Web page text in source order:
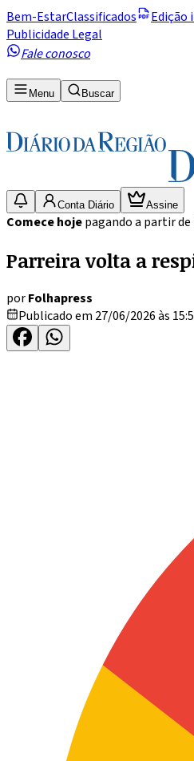
Bem-EstarClassificados
Edição
Publicidade Legal
Fale conosco
Menu Buscar
Conta Diário Assine
Comece hojepagando a partir
Parreira volta a
porFolhapress
Publicado em 27/06/2026 às